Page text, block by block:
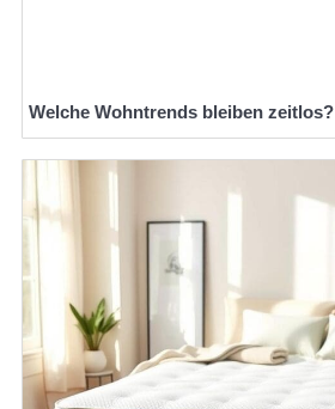
Welche Wohntrends bleiben zeitlos?